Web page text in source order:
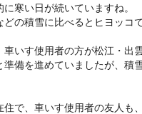
に寒い日が続いていますね。
どの積雪に比べるとヒヨッコ
車いす使用者の方が松江・出
準備を進めていましたが、積
住で、車いす使用者の友人も、